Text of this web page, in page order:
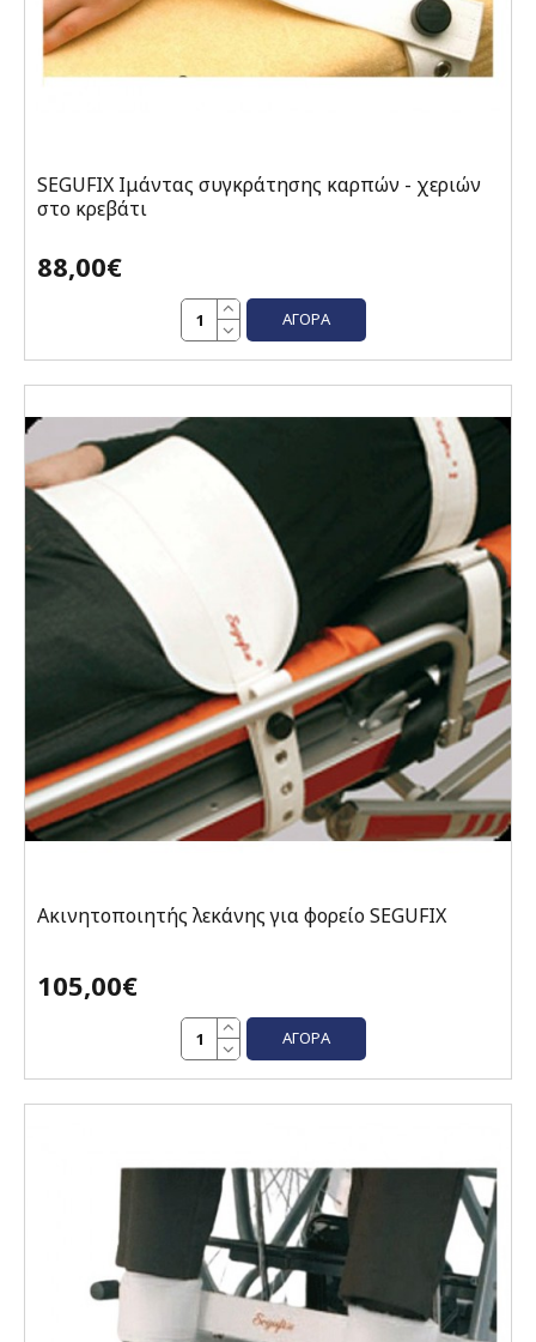
SEGUFIX Ιμάντας συγκράτησης καρπών - χεριών
στο κρεβάτι
88,00€
ΑΓΟΡΆ
Ακινητοποιητής λεκάνης για φορείο SEGUFIX
105,00€
ΑΓΟΡΆ